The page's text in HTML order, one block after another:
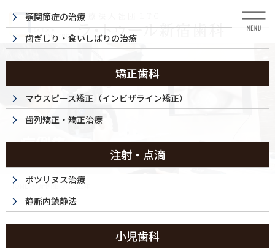
コ
テ
移
ナ
ゲ
ン
移
症例集
HOME 症例集 2022年
2022年
顎関節症の治療
歯ぎしり・食いしばりの治療
矯正歯科
マウスピース矯正（インビザライン矯正）
歯列矯正・矯正治療
注射・点滴
ボツリヌス治療
静脈内鎮静法
小児歯科